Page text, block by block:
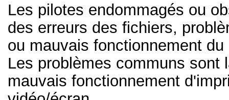
Les pilotes endommagés ou
des erreurs des fichiers,
ou mauvais fonctionnement
Les problèmes communs sont
mauvais fonctionnement